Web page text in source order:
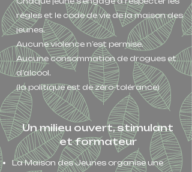
règles et le code de vie de la maison des
jeunes.
Aucune violence n’est permise.
Aucune consommation de drogues et
d’alcool.
(la politique est de zéro-tolérance)
Un milieu ouvert, stimulant
et formateur
La Maison des Jeunes organise une